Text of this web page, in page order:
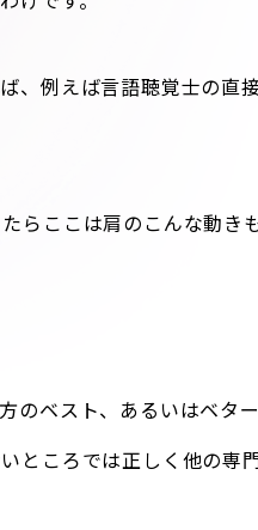
、例えば言語聴覚士の
らここは肩のこんな動
のベスト、あるいはベター
ところでは正しく他の専